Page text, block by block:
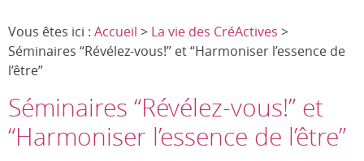
Vous êtes ici : Accueil > La vie des CréActives >
Séminaires “Révélez-vous!” et “Harmoniser l’essence de
l’être”
Séminaires “Révélez-vous!” et
“Harmoniser l’essence de l’être”